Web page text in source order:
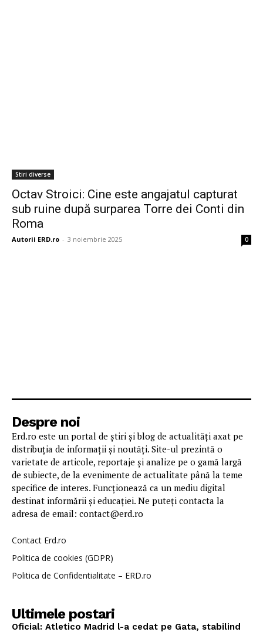
Stiri diverse
Octav Stroici: Cine este angajatul capturat
sub ruine după surparea Torre dei Conti din
Roma
Autorii ERD.ro - 3 noiembrie 2025 0
Despre noi
Erd.ro este un portal de știri și blog de actualități axat pe
distribuția de informații și noutăți. Site-ul prezintă o
varietate de articole, reportaje și analize pe o gamă largă
de subiecte, de la evenimente de actualitate până la teme
specifice de interes. Funcționează ca un mediu digital
destinat informării și educației. Ne puteți contacta la
adresa de email: contact@erd.ro
Contact Erd.ro
Politica de cookies (GDPR)
Politica de Confidentialitate – ERD.ro
Ultimele postari
Oficial: Atletico Madrid l-a cedat pe Gata, stabilind